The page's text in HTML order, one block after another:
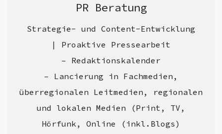
PR Beratung
Strategie- und Content-Entwicklung
| Proaktive Pressearbeit
– Redaktionskalender
– Lancierung in Fachmedien,
überregionalen Leitmedien, regionalen
und lokalen Medien (Print, TV,
Hörfunk, Online (inkl.Blogs)